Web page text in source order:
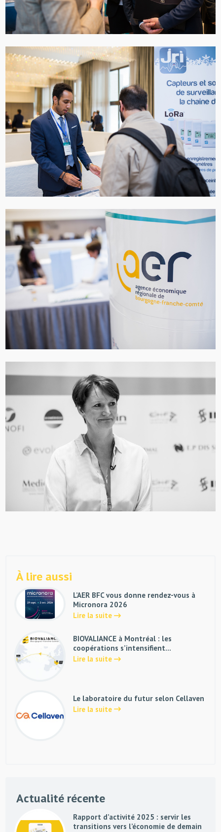
À lire aussi
L’AER BFC vous donne rendez-vous à
Micronora 2026
Lire la suite
BIOVALIANCE à Montréal : les
coopérations s’intensifient…
Lire la suite
Le laboratoire du futur selon Cellaven
Lire la suite
Actualité récente
Rapport d’activité 2025 : servir les
transitions vers l’économie de demain